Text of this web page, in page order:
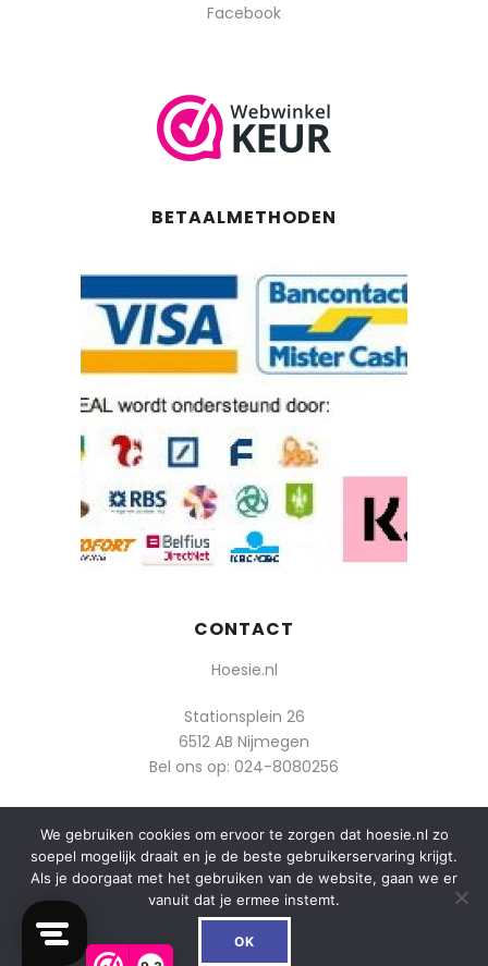
Facebook
BETAALMETHODEN
CONTACT
Hoesie.nl
Stationsplein 26
6512 AB Nijmegen
Bel ons op: 024-8080256
Of mail: info@hoesie.nl
© 2014-2025 Boozt - Hoesie.nl. All rights reserved.
algemene voorwaarden
We gebruiken cookies om ervoor te zorgen dat hoesie.nl zo
soepel mogelijk draait en je de beste gebruikerservaring krijgt.
Als je doorgaat met het gebruiken van de website, gaan we er
vanuit dat je ermee instemt.
OK